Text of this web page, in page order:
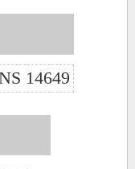
14649